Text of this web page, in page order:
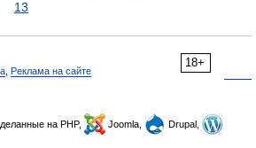
13
18+
Реклама на сайте
на PHP, Joomla,
Drupal,